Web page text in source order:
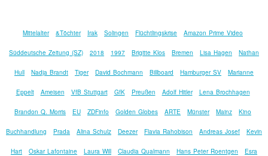
Mittelalter &Töchter Irak Solingen Flüchtlingskrise Amazon Prime Video
Süddeutsche Zeitung (SZ) 2018 1997 Brigitte Klos Bremen Lisa Hagen Nathan
Hull Nadja Brandt Tiger David Bochmann Billboard Hamburger SV Marianne
Eppelt Ameisen VfB Stuttgart GfK Preußen Adolf Hitler Lena Brochhagen
Brandon Q. Morris EU ZDFinfo Golden Globes ARTE Münster Mainz Kino
Buchhandlung Prada Alina Schulz Deezer Flavia Rahobison Andreas Josef Kevin
Hart Oskar Lafontaine Laura Will Claudia Qualmann Hans Peter Roentgen Esra